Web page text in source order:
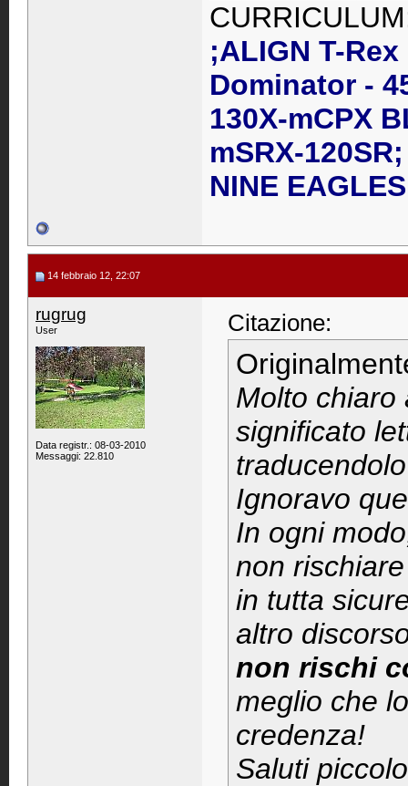
;ALIGN T-Rex
Dominator -
130X-mCPX
mSRX-
NINE
14 febbraio 12, 22:07
rugrug
User
Data registr.: 08-03-2010
Messaggi: 22.810
Citazione:
Molto chiaro
significato
Ignoravo
In ogni
non
in tutta
altro
non rischi
meglio che
credenza!
Saluti